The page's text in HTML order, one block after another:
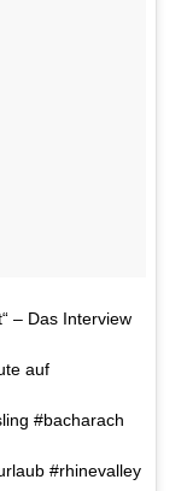
– Das Interview
auf
#bacharach
#rhinevalley